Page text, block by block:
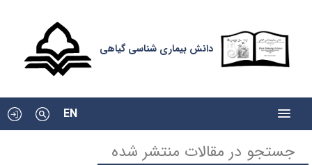
دانش بیماری شناسی گیاهی
EN
جستجو در مقالات منتشر شده